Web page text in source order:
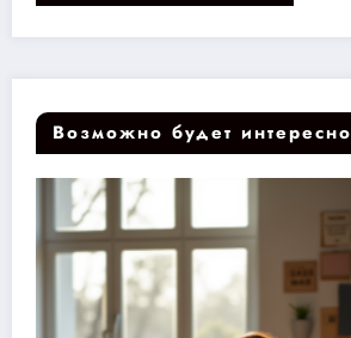
Возможно будет интересно
РЕМОНТ